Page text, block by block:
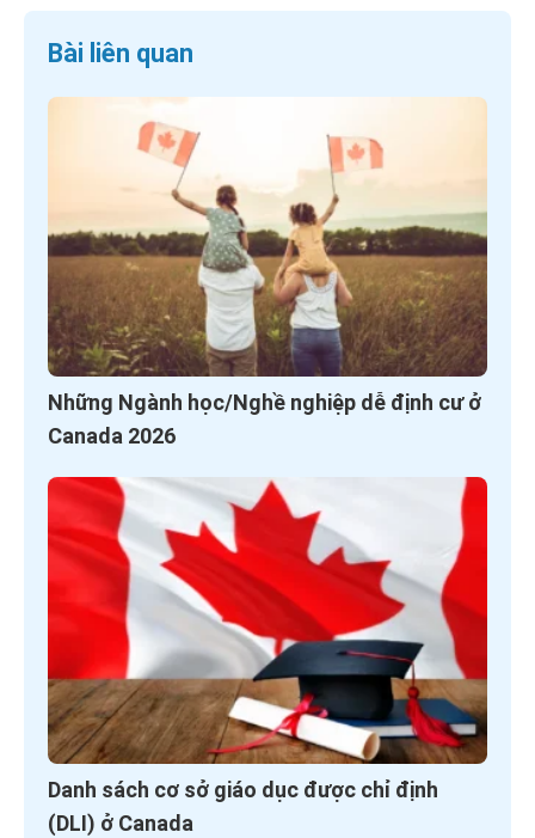
Bài liên quan
Những Ngành học/Nghề nghiệp dễ định cư ở
Canada 2026
Danh sách cơ sở giáo dục được chỉ định
(DLI) ở Canada